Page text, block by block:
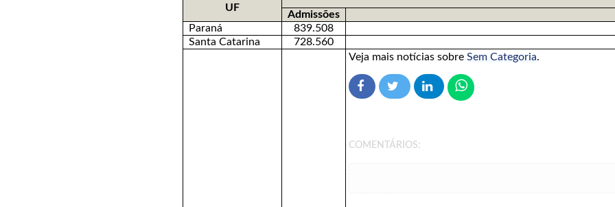
UF
Admissões
Paraná
839.508
Santa Catarina
728.560
Veja mais notícias sobreSem Categoria.
COMENTÁRIOS: